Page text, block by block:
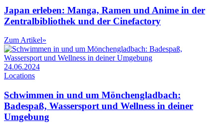
Japan erleben: Manga, Ramen und Anime in der
Zentralbibliothek und der Cinefactory
Zum Artikel»
24.06.2024
Locations
Schwimmen in und um Mönchengladbach:
Badespaß, Wassersport und Wellness in deiner
Umgebung